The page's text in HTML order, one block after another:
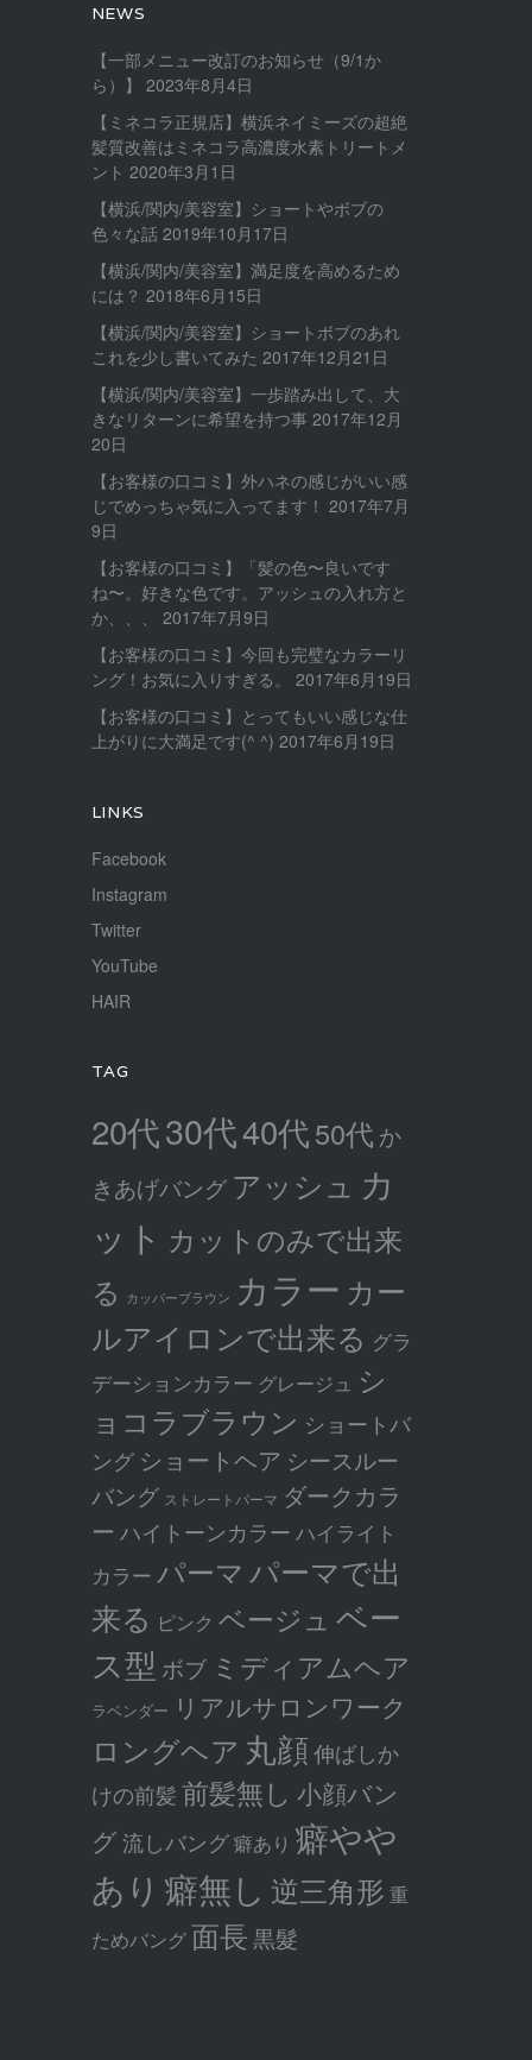
NEWS
【一部メニュー改訂のお知らせ（9/1か
ら）】
2023年8月4日
【ミネコラ正規店】横浜ネイミーズの超絶
髪質改善はミネコラ高濃度水素トリートメ
ント 2020年3月1日
【横浜/関内/美容室】ショートやボブの
色々な話 2019年10月17日
【横浜/関内/美容室】満足度を高めるため
には？ 2018年6月15日
【横浜/関内/美容室】ショートボブのあれ
これを少し書いてみた 2017年12月21日
【横浜/関内/美容室】一歩踏み出して、大
きなリターンに希望を持つ事 2017年12月
20日
【お客様の口コミ】外ハネの感じがいい感
じでめっちゃ気に入ってます！ 2017年7月
9日
【お客様の口コミ】「髪の色〜良いです
ね〜。好きな色です。アッシュの入れ方と
か、、、
2017年7月9日
【お客様の口コミ】今回も完璧なカラーリ
ング！お気に入りすぎる。
2017年6月19日
【お客様の口コミ】とってもいい感じな仕
上がりに大満足です(^ ^) 2017年6月19日
LINKS
Facebook
Instagram
Twitter
YouTube
HAIR
TAG
20代30代40代50代 か
きあげバング アッシュ カ
ット カットのみで出来
る カッパーブラウン カラー カー
ルアイロンで出来る グラ
デーションカラー グレージュ シ
ョコラブラウン ショートバ
ング ショートヘア シースルー
バング ストレートパーマ ダークカラ
ー ハイトーンカラー ハイライト
カラー パーマ パーマで出
来る ピンク ベージュ ベー
ス型 ボブ ミディアムヘア
ラベンダー リアルサロンワーク
ロングヘア 丸顔伸ばしか
けの前髪前髪無し 小顔バン
グ流しバング癖あり 癖やや
あり 癖無し 逆三角形 重
ためバング 面長黒髮